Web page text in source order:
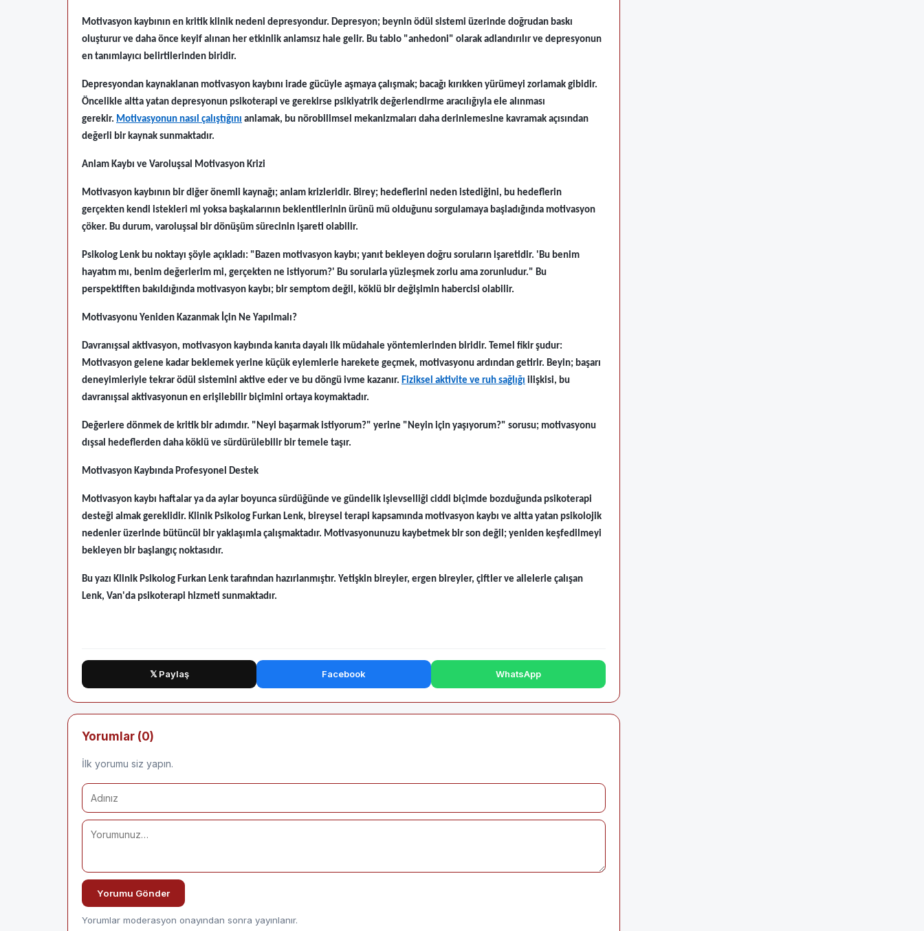
Motivasyon kaybının en kritik klinik nedeni depresyondur. Depresyon; beynin ödül sistemi üzerinde doğrudan baskı
oluşturur ve daha önce keyif alınan her etkinlik anlamsız hale gelir. Bu tablo "anhedoni" olarak adlandırılır ve depresyonun
en tanımlayıcı belirtilerinden biridir.
Depresyondan kaynaklanan motivasyon kaybını irade gücüyle aşmaya çalışmak; bacağı kırıkken yürümeyi zorlamak gibidir.
Öncelikle altta yatan depresyonun psikoterapi ve gerekirse psikiyatrik değerlendirme aracılığıyla ele alınması
gerekir. Motivasyonun nasıl çalıştığını anlamak, bu nörobilimsel mekanizmaları daha derinlemesine kavramak açısından
değerli bir kaynak sunmaktadır.
Anlam Kaybı ve Varoluşsal Motivasyon Krizi
Motivasyon kaybının bir diğer önemli kaynağı; anlam krizleridir. Birey; hedeflerini neden istediğini, bu hedeflerin
gerçekten kendi istekleri mi yoksa başkalarının beklentilerinin ürünü mü olduğunu sorgulamaya başladığında motivasyon
çöker. Bu durum, varoluşsal bir dönüşüm sürecinin işareti olabilir.
Psikolog Lenk bu noktayı şöyle açıkladı: "Bazen motivasyon kaybı; yanıt bekleyen doğru soruların işaretidir. 'Bu benim
hayatım mı, benim değerlerim mi, gerçekten ne istiyorum?' Bu sorularla yüzleşmek zorlu ama zorunludur." Bu
perspektiften bakıldığında motivasyon kaybı; bir semptom değil, köklü bir değişimin habercisi olabilir.
Motivasyonu Yeniden Kazanmak İçin Ne Yapılmalı?
Davranışsal aktivasyon, motivasyon kaybında kanıta dayalı ilk müdahale yöntemlerinden biridir. Temel fikir şudur:
Motivasyon gelene kadar beklemek yerine küçük eylemlerle harekete geçmek, motivasyonu ardından getirir. Beyin; başarı
deneyimleriyle tekrar ödül sistemini aktive eder ve bu döngü ivme kazanır. Fiziksel aktivite ve ruh sağlığı ilişkisi, bu
davranışsal aktivasyonun en erişilebilir biçimini ortaya koymaktadır.
Değerlere dönmek de kritik bir adımdır. "Neyi başarmak istiyorum?" yerine "Neyin için yaşıyorum?" sorusu; motivasyonu
dışsal hedeflerden daha köklü ve sürdürülebilir bir temele taşır.
Motivasyon Kaybında Profesyonel Destek
Motivasyon kaybı haftalar ya da aylar boyunca sürdüğünde ve gündelik işlevselliği ciddi biçimde bozduğunda psikoterapi
desteği almak gereklidir. Klinik Psikolog Furkan Lenk, bireysel terapi kapsamında motivasyon kaybı ve altta yatan psikolojik
nedenler üzerinde bütüncül bir yaklaşımla çalışmaktadır. Motivasyonunuzu kaybetmek bir son değil; yeniden keşfedilmeyi
bekleyen bir başlangıç noktasıdır.
Bu yazı Klinik Psikolog Furkan Lenk tarafından hazırlanmıştır. Yetişkin bireyler, ergen bireyler, çiftler ve ailelerle çalışan
Lenk, Van'da psikoterapi hizmeti sunmaktadır.
𝕏 Paylaş Facebook WhatsApp
Yorumlar (0)
İlk yorumu siz yapın.
Yorumu Gönder
Yorumlar moderasyon onayından sonra yayınlanır.